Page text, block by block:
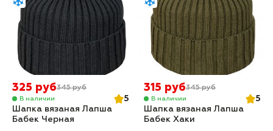
325 руб345 руб
В наличии
5
Шапка вязаная Лапша
Бабек Черная
315 руб345 руб
В наличии
5
Шапка вязаная Лапша
Бабек Хаки